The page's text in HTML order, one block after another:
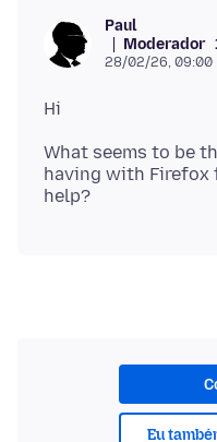
Paul
Moderador
28/02/26, 09:00
What seems to be
having with Firefox
Eu